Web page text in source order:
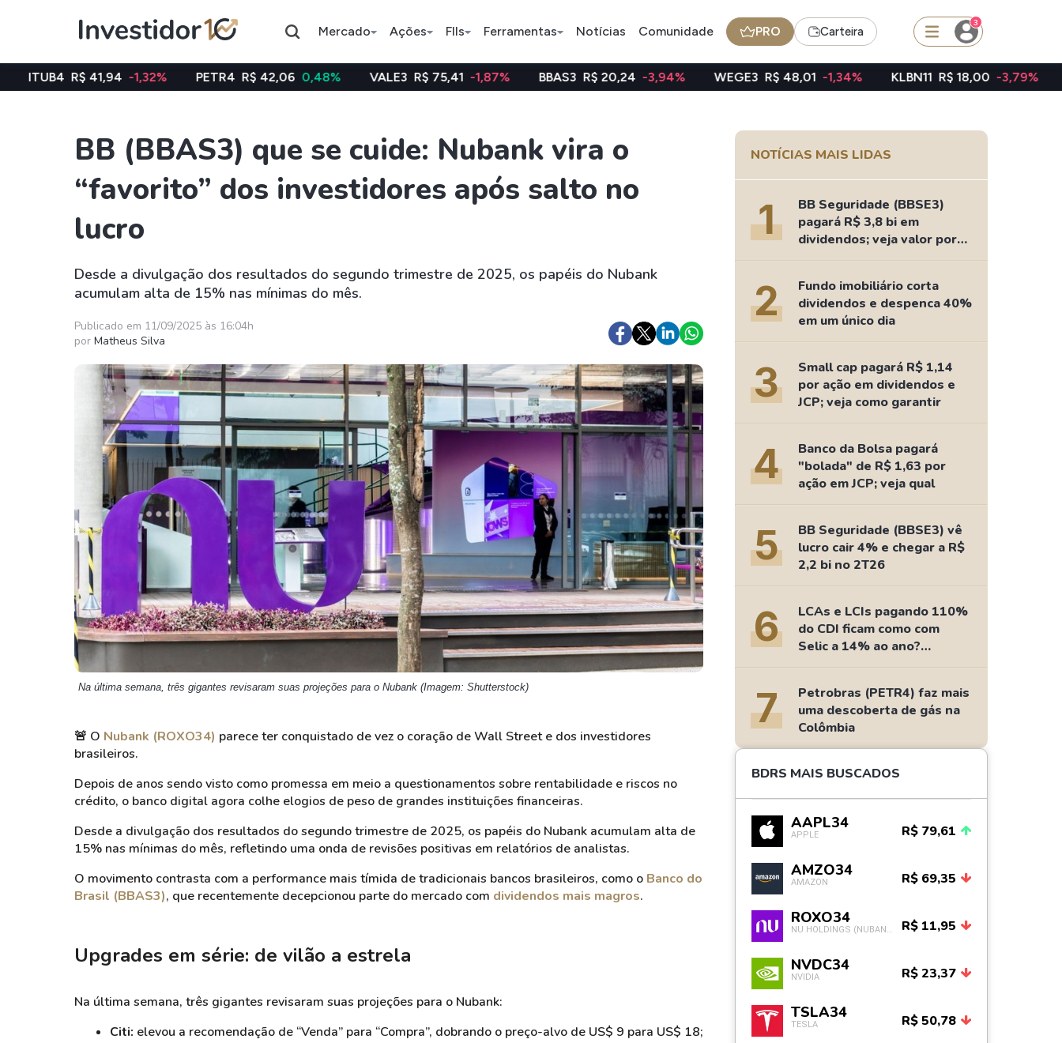
Mercado Ações FIIs Ferramentas Notícias Comunidade PRO Carteira
3
Assuntos do momento
Índice
Ibovespa
Índice
Selic
Índice
Bradesco
Ação
Petrobras TRXF11
Taesa
Ambev
Klabin
Petrobrás
Ver todos
XPML11
HGLG11
KNRI11
Ver todos
GOLD11
XINA11
Ver todos
Tesla
Meta
Coca-Cola
Ver todos
Criptomoedas
Binance Coin - BNB
Solana
Cardano
Ver todos
Ideias
Agenda de Dividendos
Radar do Dividendo Inteligente
As Ações Mais Buscadas
Guia do Iniciante
41,94 -1,32% PETR4 R$ 42,06 0,48% VALE3 R$ 75,41 -1,87% BBAS3 R$ 20,24 -3,94% WEGE3 R$ 48,01 -1,34% KLBN11 R$ 18,00 -3,79% TAEE11 R$
BB (BBAS3) que se cuide: Nubank vira o
“favorito” dos investidores após salto no
lucro
Desde a divulgação dos resultados do segundo trimestre de 2025, os papéis do Nubank
acumulam alta de 15% nas mínimas do mês.
Publicado em 11/09/2025 às 16:04h
por Matheus Silva
Na última semana, três gigantes revisaram suas projeções para o Nubank (Imagem: Shutterstock)
🚨 O Nubank (ROXO34) parece ter conquistado de vez o coração de Wall Street e dos investidores
brasileiros.
Depois de anos sendo visto como promessa em meio a questionamentos sobre rentabilidade e riscos no
crédito, o banco digital agora colhe elogios de peso de grandes instituições financeiras.
Desde a divulgação dos resultados do segundo trimestre de 2025, os papéis do Nubank acumulam alta de
15% nas mínimas do mês, refletindo uma onda de revisões positivas em relatórios de analistas.
O movimento contrasta com a performance mais tímida de tradicionais bancos brasileiros, como o Banco do
Brasil (BBAS3), que recentemente decepcionou parte do mercado com dividendos mais magros.
Upgrades em série: de vilão a estrela
Na última semana, três gigantes revisaram suas projeções para o Nubank:
Citi: elevou a recomendação de “Venda” para “Compra”, dobrando o preço-alvo de US$ 9 para US$ 18;
NOTÍCIAS MAIS LIDAS
1
BB Seguridade (BBSE3)
pagará R$ 3,8 bi em
dividendos; veja valor por
ação
2
Fundo imobiliário corta
dividendos e despenca 40%
em um único dia
3
Small cap pagará R$ 1,14
por ação em dividendos e
JCP; veja como garantir
4
Banco da Bolsa pagará
"bolada" de R$ 1,63 por
ação em JCP; veja qual
5
BB Seguridade (BBSE3) vê
lucro cair 4% e chegar a R$
2,2 bi no 2T26
6
LCAs e LCIs pagando 110%
do CDI ficam como com
Selic a 14% ao ano?
Fizemos as contas
7
Petrobras (PETR4) faz mais
uma descoberta de gás na
Colômbia
BDRS MAIS BUSCADOS
AAPL34
APPLE R$ 79,61
AMZO34
AMAZON R$ 69,35
ROXO34 R$ 11,95
NVDC34
NVIDIA R$ 23,37
TSLA34
TESLA R$ 50,78